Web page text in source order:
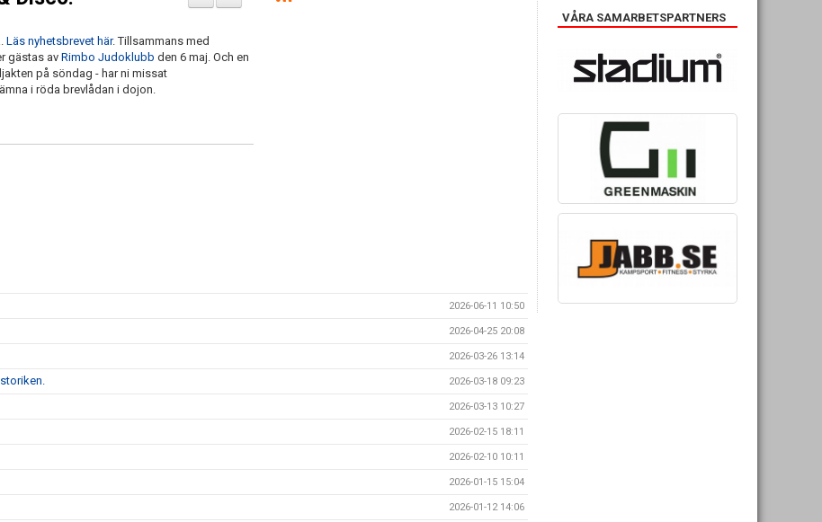
Läs nyhetsbrevet här. Tillsammans med
gästas av Rimbo Judoklubb den 6 maj. Och en
på söndag - har ni missat
i röda brevlådan i dojon.
2026-06-11 10:50
2026-04-25 20:08
2026-03-26 13:14
2026-03-18 09:23
2026-03-13 10:27
2026-02-15 18:11
2026-02-10 10:11
2026-01-15 15:04
2026-01-12 14:06
VÅRA SAMARBETSPARTNERS